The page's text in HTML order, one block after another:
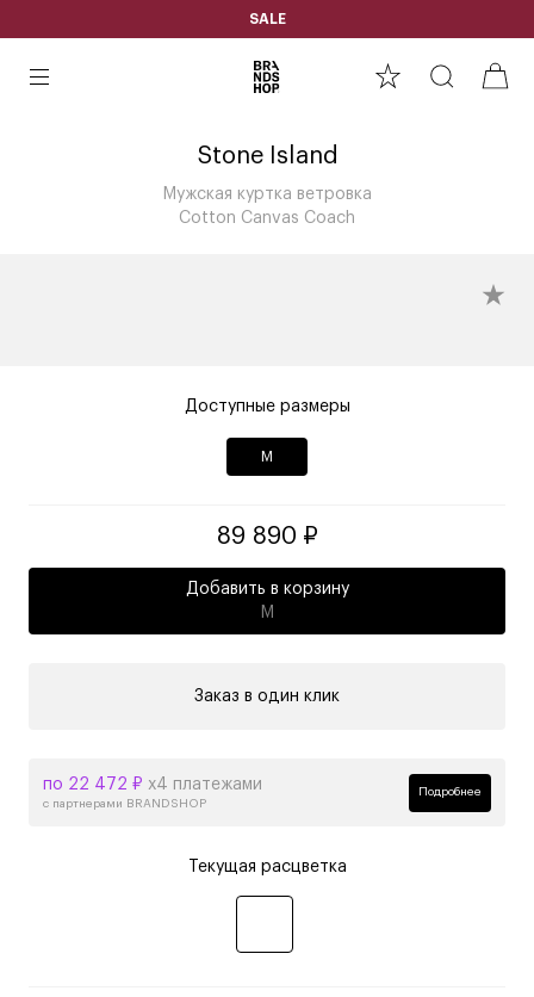
SALE
Stone Island
Мужская куртка ветровка
Cotton Canvas Coach
Доступные размеры
M
89 890 ₽
Добавить в корзину
M
Заказ в один клик
по 22 472 ₽ х4 платежами
с партнерами BRANDSHOP
Подробнее
Текущая расцветка